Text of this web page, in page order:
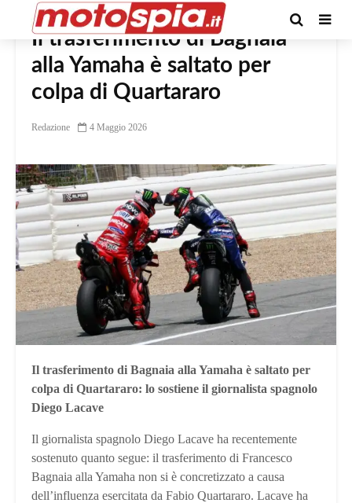
Il trasferimento di Bagnaia
alla Yamaha è saltato per
colpa di Quartararo
Redazione 4 Maggio 2026
Il trasferimento di Bagnaia alla Yamaha è saltato per
colpa di Quartararo: lo sostiene il giornalista spagnolo
Diego Lacave
Il giornalista spagnolo Diego Lacave ha recentemente
sostenuto quanto segue: il trasferimento di Francesco
Bagnaia alla Yamaha non si è concretizzato a causa
dell’influenza esercitata da Fabio Quartararo. Lacave ha